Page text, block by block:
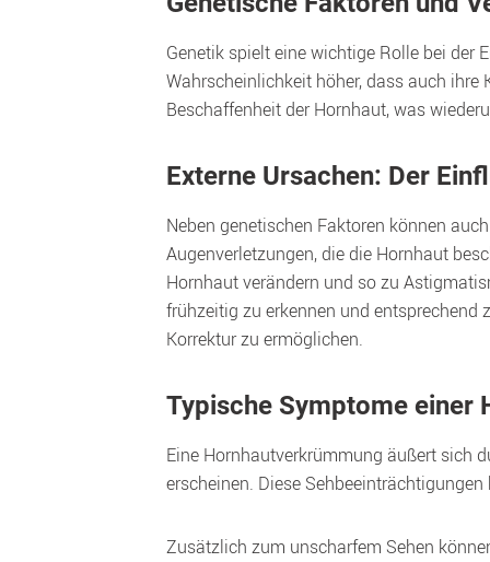
Genetik spielt eine wichtige Rolle bei der
Wahrscheinlichkeit höher, dass auch
Beschaffenheit der Hornhaut, was
Externe Ursachen: Der
Neben genetischen Faktoren können
Augenverletzungen, die die Hornhaut
Hornhaut verändern und so zu
frühzeitig zu erkennen und
Korrektur zu ermöglichen.
Typische Symptome einer
Eine Hornhautverkrümmung äußert sich
erscheinen. Diese
Zusätzlich zum unscharfem Sehen